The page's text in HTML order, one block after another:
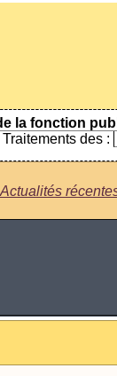
la fonction
des :
Actualités